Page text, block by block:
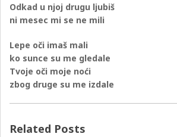
Odkad u njoj drugu ljubiš
ni mesec mi se ne mili
Lepe oči imaš mali
ko sunce su me gledale
Tvoje oči moje noći
zbog druge su me izdale
Related Posts